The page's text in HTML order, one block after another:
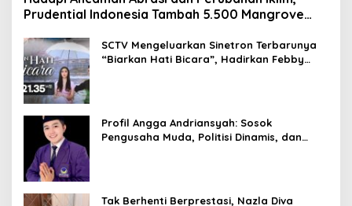
Prudential Indonesia Tambah 5.500 Mangrove
SCTV Mengeluarkan Sinetron Terbarunya
“Biarkan Hati Bicara”, Hadirkan Febby
Profil Angga Andriansyah: Sosok
Pengusaha Muda, Politisi Dinamis, dan
Tak Berhenti Berprestasi, Nazla Diva